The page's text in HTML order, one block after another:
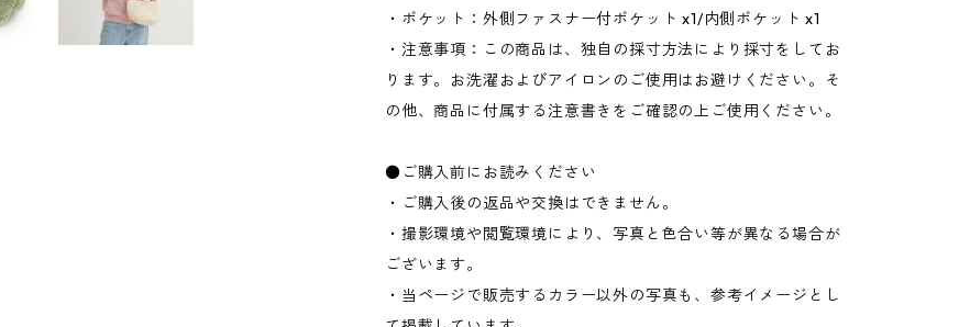
・ポケット：外側ファスナー付ポケット x1/内側ポケット x1
・注意事項：この商品は、独自の採寸方法により採寸をしてお
ります。お洗濯およびアイロンのご使用はお避けください。そ
の他、商品に付属する注意書きをご確認の上ご使用ください。
●ご購入前にお読みください
・ご購入後の返品や交換はできません。
・撮影環境や閲覧環境により、写真と色合い等が異なる場合が
ございます。
・当ページで販売するカラー以外の写真も、参考イメージとし